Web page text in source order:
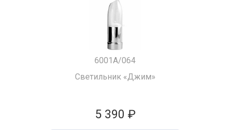
6001A/064
Светильник «Джим»
5 390 ₽